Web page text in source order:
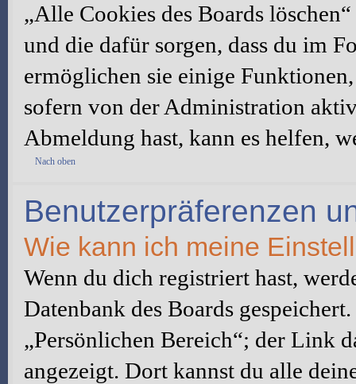
„Alle Cookies des Boards
und die dafür sorgen, dass du im
ermöglichen sie einige
sofern von der Administration
Abmeldung hast, kann es helfen,
Nach oben
Benutzerpräferenzen
Wie kann ich meine
Wenn du dich registriert hast,
Datenbank des Boards
„Persönlichen Bereich“; der Link
angezeigt. Dort kannst du alle